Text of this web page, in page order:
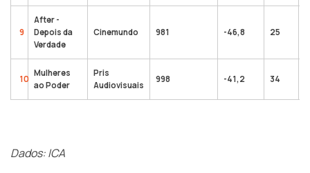
9
After -
Depois da
Verdade
Cinemundo 981 -46,8 25
10
Mulheres
ao Poder
Pris
Audiovisuais
998 -41,2 34
Dados: ICA